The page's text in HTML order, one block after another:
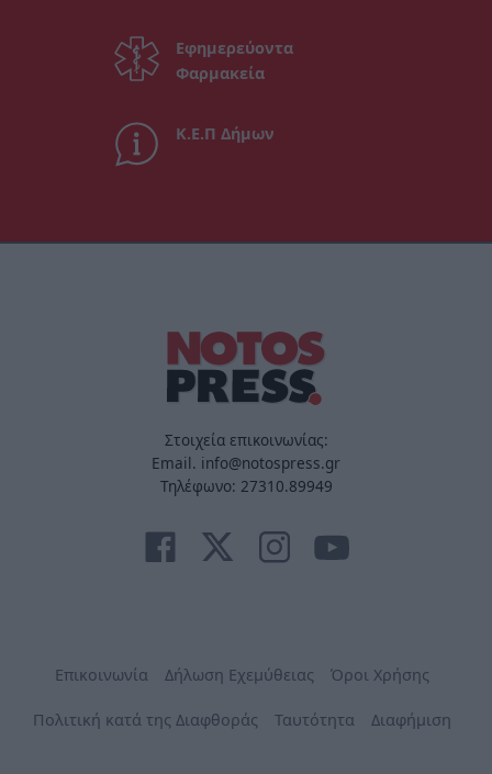
Εφημερεύοντα
Φαρμακεία
Κ.Ε.Π Δήμων
Στοιχεία επικοινωνίας:
Email. info@notospress.gr
Τηλέφωνο: 27310.89949
Επικοινωνία Δήλωση Εχεμύθειας Όροι Χρήσης
Πολιτική κατά της Διαφθοράς Ταυτότητα Διαφήμιση